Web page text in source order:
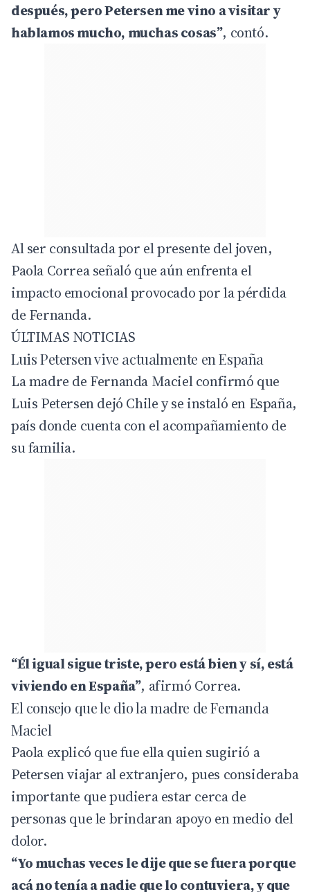
después, pero Petersen me vino a visitar y
hablamos mucho, muchas cosas”, contó.
Al ser consultada por el presente del joven,
Paola Correa señaló que aún enfrenta el
impacto emocional provocado por la pérdida
de Fernanda.
ÚLTIMAS NOTICIAS
Luis Petersen vive actualmente en España
La madre de Fernanda Maciel confirmó que
Luis Petersen dejó Chile y se instaló en España,
país donde cuenta con el acompañamiento de
su familia.
“Él igual sigue triste, pero está bien y sí, está
viviendo en España”, afirmó Correa.
El consejo que le dio la madre de Fernanda
Maciel
Paola explicó que fue ella quien sugirió a
Petersen viajar al extranjero, pues consideraba
importante que pudiera estar cerca de
personas que le brindaran apoyo en medio del
dolor.
“Yo muchas veces le dije que se fuera porque
acá no tenía a nadie que lo contuviera, y que